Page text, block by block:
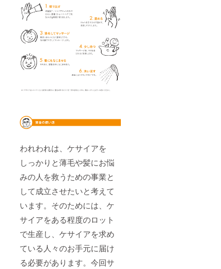
われわれは、ケサイアを
しっかりと薄毛や髪にお悩
みの人を救うための事業と
して成立させたいと考えて
います。そのためには、ケ
サイアをある程度のロット
で生産し、ケサイアを求め
ている人々のお手元に届け
る必要があります。今回サ